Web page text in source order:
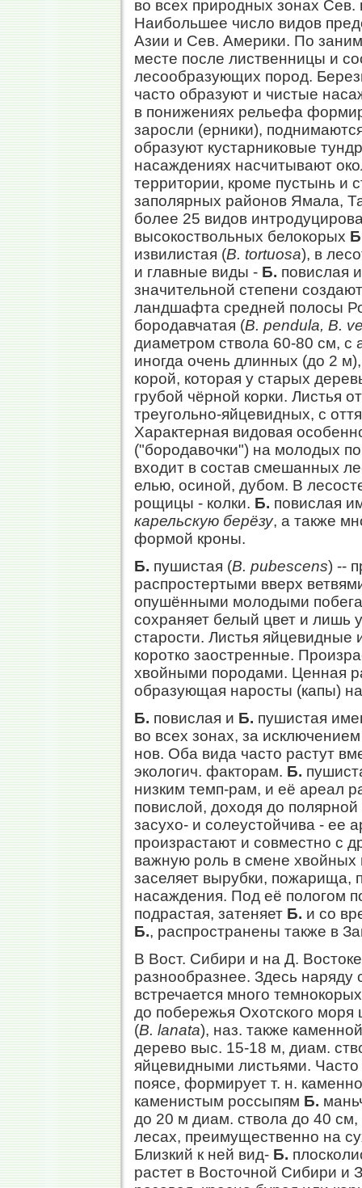
во всех природных зонах
Наибольшее число видов
Азии и Сев. Америки. По
месте после лиственницы и
лесообразующих пород.
часто образуют и чистые
в понижениях рельефа
заросли (ерники),
образуют кустарниковые
насаждениях насчитывают
территории, кроме пустынь и
заполярных районов Ямала,
более 25 видов
высокоствольных белокорых
извилистая (В. tortuosa), в
и главные виды - Б. повислая
значительной степени
ландшафта средней полосы
бородавчатая (В. pendula, В.
диаметром ствола 60-80 см, с
иногда очень длинных (до 2
корой, которая у старых
грубой чёрной корки. Листья
треугольно-яйцевидных, с
Характерная видовая
("бородавочки") на молодых
входит в состав смешанных
елью, осиной, дубом. В
рощицы - колки. Б. повислая
карельскую берёзу, а также
формой кроны.
Б. пушистая (В. pubescens) --
распростертыми вверх
опушёнными молодыми
сохраняет белый цвет и лишь
старости. Листья
коротко заостренные.
хвойными породами. Ценная
образующая наросты (капы)
Б. повислая и Б. пушистая
во всех зонах, за
нов. Оба вида часто растут
экологич. факторам. Б.
низким темп-рам, и её ареал
повислой, доходя до
засухо- и солеустойчива - ее
произрастают и совместно с
важную роль в смене
заселяет вырубки, пожарища,
насаждения. Под её пологом
подрастая, затеняет Б. и со
Б., распространены также в
В Вост. Сибири и на Д.
разнообразнее. Здесь
встречается много
до побережья Охотского
(В. lanata), наз. также
дерево выс. 15-18 м, диам.
яйцевидными листьями. Часто
поясе, формирует т. н.
каменистым россыпям Б.
до 20 м диам. ствола до 40 см,
лесах, преимущественно на
Близкий к ней вид- Б.
растет в Восточной Сибири и